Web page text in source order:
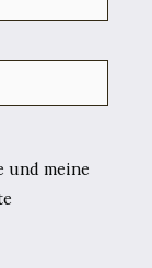
und meine